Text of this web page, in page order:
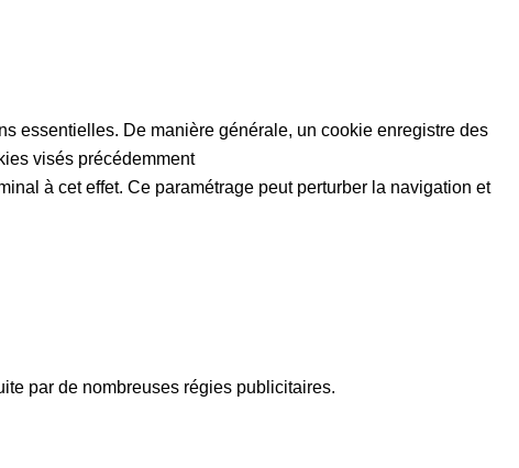
essentielles. De manière générale, un cookie enregistre des
visés précédemment
à cet effet. Ce paramétrage peut perturber la navigation et
par de nombreuses régies publicitaires.